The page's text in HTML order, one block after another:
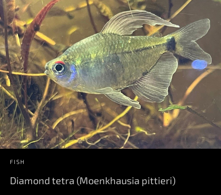
FISH
Diamond tetra (Moenkhausia pittieri)